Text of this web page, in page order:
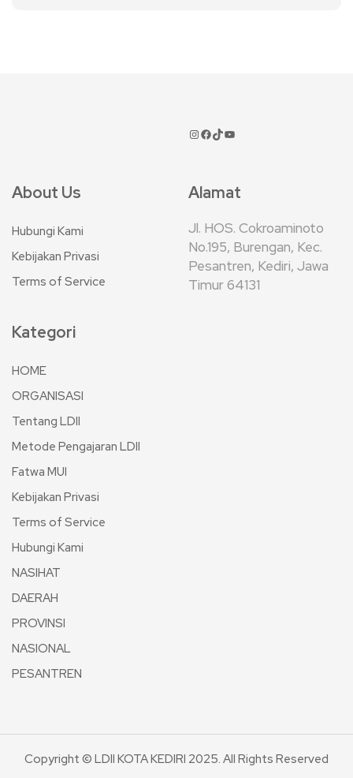
About Us
Hubungi Kami
Kebijakan Privasi
Terms of Service
Alamat
Jl. HOS. Cokroaminoto
No.195, Burengan, Kec.
Pesantren, Kediri, Jawa
Timur 64131
Kategori
HOME
ORGANISASI
Tentang LDII
Metode Pengajaran LDII
Fatwa MUI
Kebijakan Privasi
Terms of Service
Hubungi Kami
NASIHAT
DAERAH
PROVINSI
NASIONAL
PESANTREN
Copyright © LDII KOTA KEDIRI 2025. All Rights Reserved